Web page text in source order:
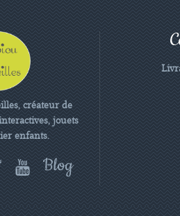
créateur de
jouets
enfants.